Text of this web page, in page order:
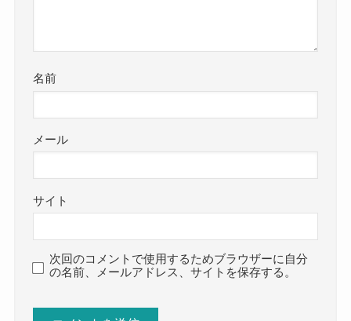
名前
メール
サイト
次回のコメントで使用するためブラウザーに自分
の名前、メールアドレス、サイトを保存する。